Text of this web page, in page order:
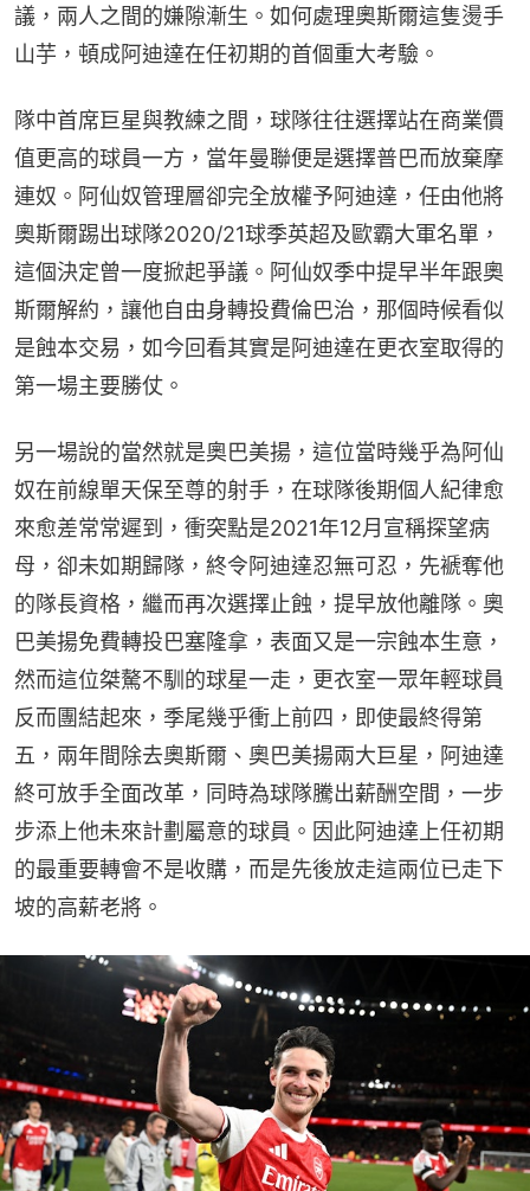
議，兩人之間的嫌隙漸生。如何處理奧斯爾這隻燙手
山芋，頓成阿迪達在任初期的首個重大考驗。
隊中首席巨星與教練之間，球隊往往選擇站在商業價
值更高的球員一方，當年曼聯便是選擇普巴而放棄摩
連奴。阿仙奴管理層卻完全放權予阿迪達，任由他將
奧斯爾踢出球隊2020/21球季英超及歐霸大軍名單，
這個決定曾一度掀起爭議。阿仙奴季中提早半年跟奧
斯爾解約，讓他自由身轉投費倫巴治，那個時候看似
是蝕本交易，如今回看其實是阿迪達在更衣室取得的
第一場主要勝仗。
另一場說的當然就是奧巴美揚，這位當時幾乎為阿仙
奴在前線單天保至尊的射手，在球隊後期個人紀律愈
來愈差常常遲到，衝突點是2021年12月宣稱探望病
母，卻未如期歸隊，終令阿迪達忍無可忍，先褫奪他
的隊長資格，繼而再次選擇止蝕，提早放他離隊。奧
巴美揚免費轉投巴塞隆拿，表面又是一宗蝕本生意，
然而這位桀驁不馴的球星一走，更衣室一眾年輕球員
反而團結起來，季尾幾乎衝上前四，即使最終得第
五，兩年間除去奧斯爾、奧巴美揚兩大巨星，阿迪達
終可放手全面改革，同時為球隊騰出薪酬空間，一步
步添上他未來計劃屬意的球員。因此阿迪達上任初期
的最重要轉會不是收購，而是先後放走這兩位已走下
坡的高薪老將。